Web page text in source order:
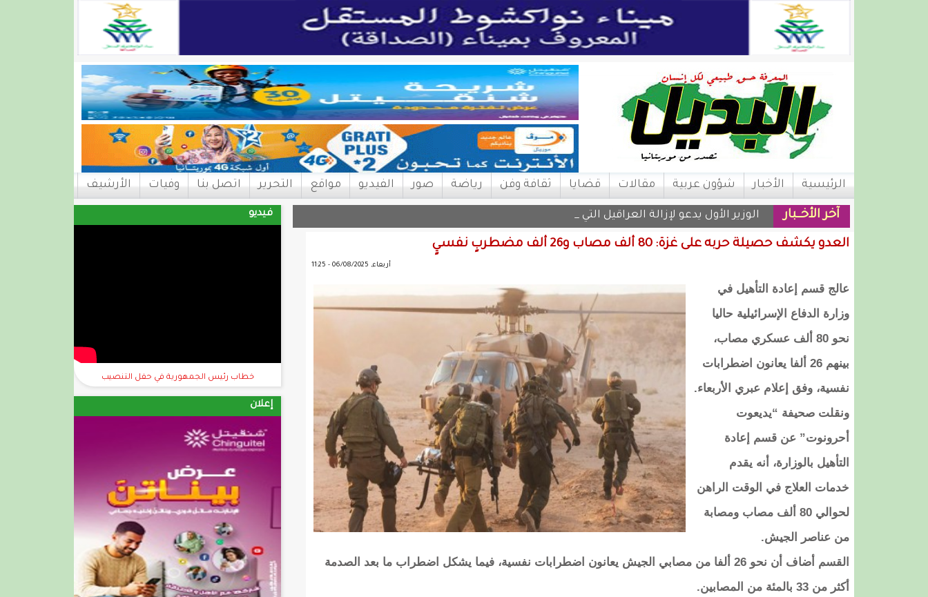
الرئيسية الأخبار شؤون عربية مقالات قضايا ثقافة وفن رياضة صور الفيديو مواقع التحرير اتصل بنا وفيات الأرشيف
فيديو
خطاب رئيس الجمهورية في حفل التنصيب
إعلان
آخر الأخــبار الوزير الأول يدعو لإزالة العراقيل التي تعترض تن_
العدو يكشف حصيلة حربه على غزة: 80 ألف مصاب و26 ألف مضطربٍ نفسيٍ
أربعاء, 06/08/2025 - 11:25
عالج قسم إعادة التأهيل في
وزارة الدفاع الإسرائيلية حاليا
نحو 80 ألف عسكري مصاب،
بينهم 26 ألفا يعانون اضطرابات
نفسية، وفق إعلام عبري الأربعاء.
ونقلت صحيفة “يديعوت
أحرونوت” عن قسم إعادة
التأهيل بالوزارة، أنه يقدم
خدمات العلاج في الوقت الراهن
لحوالي 80 ألف مصاب ومصابة
من عناصر الجيش.
القسم أضاف أن نحو 26 ألفا من مصابي الجيش يعانون اضطرابات نفسية، فيما يشكل اضطراب ما بعد الصدمة
أكثر من 33 بالمئة من المصابين.